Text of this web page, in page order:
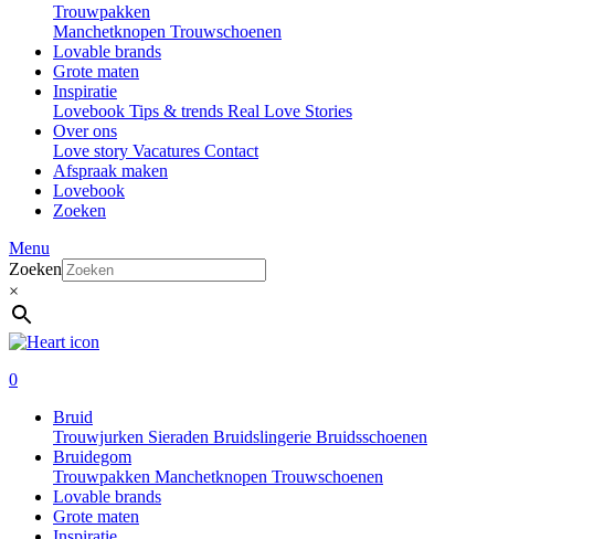
Trouwpakken
Manchetknopen Trouwschoenen
Lovable brands
Grote maten
Inspiratie
Lovebook Tips & trends Real Love Stories
Over ons
Love story Vacatures Contact
Afspraak maken
Lovebook
Zoeken
Menu
Zoeken
×
0
Bruid
Trouwjurken Sieraden Bruidslingerie Bruidsschoenen
Bruidegom
Trouwpakken Manchetknopen Trouwschoenen
Lovable brands
Grote maten